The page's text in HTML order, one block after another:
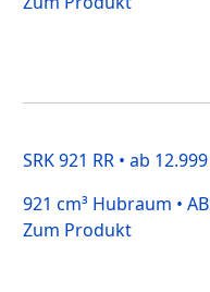
SRK 921 RR • ab
921 cm³ Hubraum •
Zum Produkt